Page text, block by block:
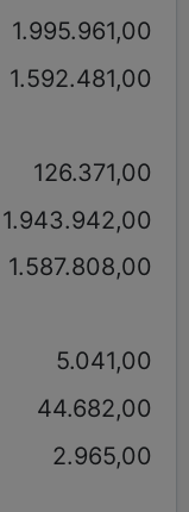
1.995.961,00
1.592.481,00
126.371,00
1.943.942,00
1.587.808,00
5.041,00
44.682,00
2.965,00